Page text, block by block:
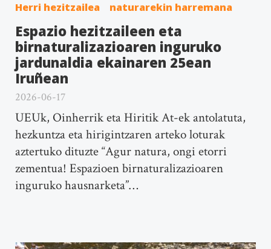
Herri hezitzailea naturarekin harremana
Espazio hezitzaileen eta
birnaturalizazioaren inguruko
jardunaldia ekainaren 25ean
Iruñean
2026-06-17
UEUk, Oinherrik eta Hiritik At-ek antolatuta,
hezkuntza eta hirigintzaren arteko loturak
aztertuko dituzte “Agur natura, ongi etorri
zementua! Espazioen birnaturalizazioaren
inguruko hausnarketa”…